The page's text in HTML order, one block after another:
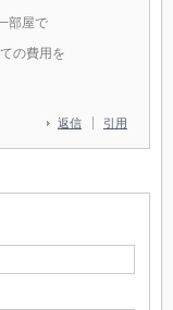
返信 引用
部屋で
の費用を